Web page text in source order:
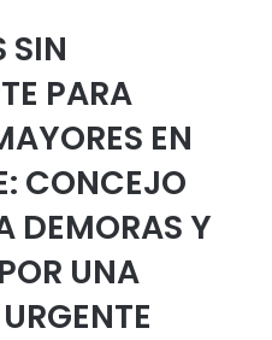
SIN
PARA
EN
CONCEJO
DEMORAS Y
UNA